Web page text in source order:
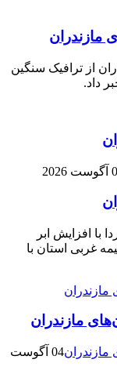
مازندران
از ترافیک سنگین
داد.
با افزایش ابر
غربی استان با
مازندران
04 آگوست